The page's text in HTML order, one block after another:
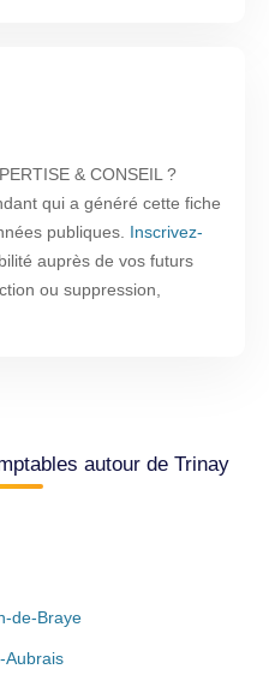
& CONSEIL ?
qui a généré cette fiche
publiques. Inscrivez-
auprès de vos futurs
ou suppression,
autour de Trinay
de-Braye
Aubrais